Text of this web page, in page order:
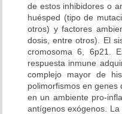
de estos inhibidores o
huésped (tipo de
otros) y factores
dosis, entre otros). El
cromosoma 6, 6p21.
respuesta inmune
complejo mayor de
polimorfismos en
en un ambiente pro-
antígenos exógenos.